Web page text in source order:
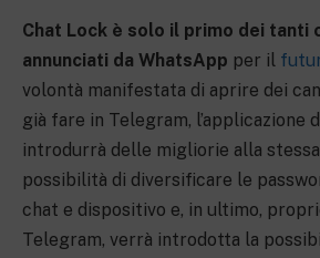
Chat Lock è solo il primo dei tanti
annunciati da WhatsApp per il
volontà manifestata di aprire dei
già fare in Telegram, l’applicazione
introdurrà delle migliorie alla
possibilità di diversificare le
chat e dispositivo e, in ultimo,
Telegram, verrà introdotta la